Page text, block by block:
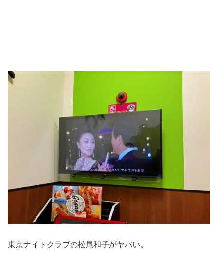
東京ナイトクラブの松尾和子がヤバい。